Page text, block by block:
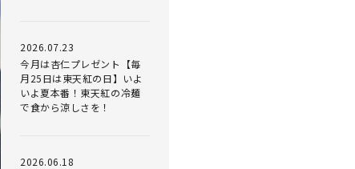
2026.07.23
今月は杏仁プレゼント【毎
月25日は東天紅の日】いよ
いよ夏本番！東天紅の冷麺
で食から涼しさを！
2026.06.18